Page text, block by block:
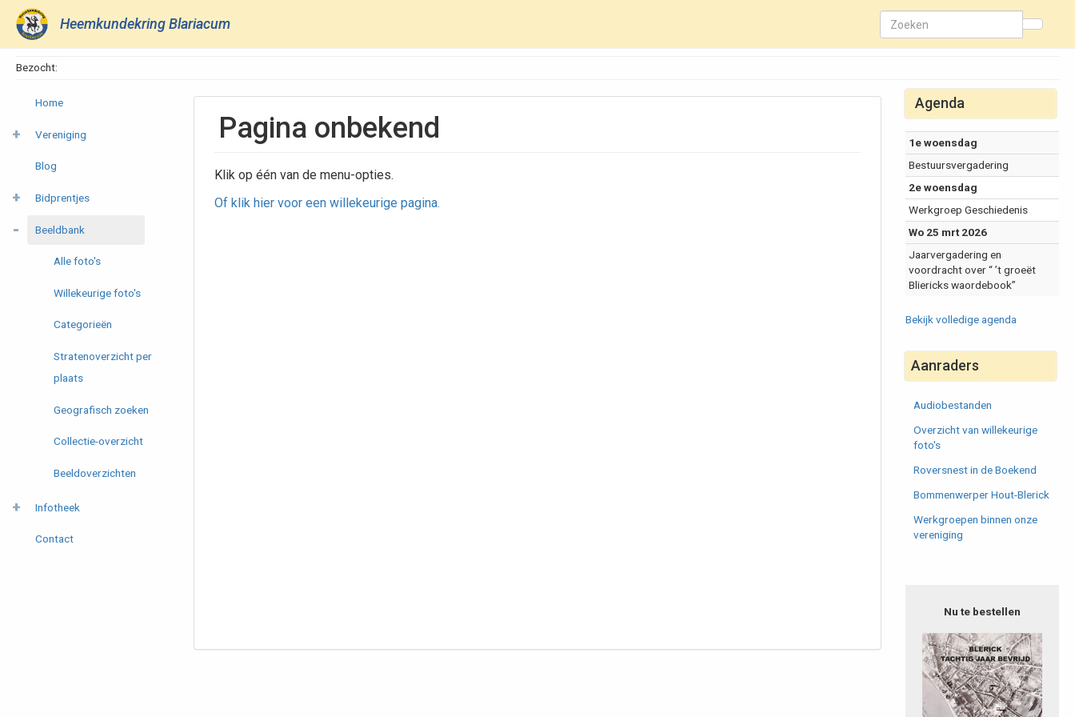
Heemkundekring Blariacum
Bezocht:
Home
Vereniging
Blog
Bidprentjes
Beeldbank
Alle foto's
Willekeurige foto's
Categorieën
Stratenoverzicht per
plaats
Geografisch zoeken
Collectie-overzicht
Beeldoverzichten
Infotheek
Contact
Pagina onbekend
Klik op één van de menu-opties.
Of klik hier voor een willekeurige pagina.
Agenda
1e woensdag
Bestuursvergadering
2e woensdag
Werkgroep Geschiedenis
Wo 25 mrt 2026
Jaarvergadering en
voordracht over “ ’t groeët
Bliericks waordebook”
Bekijk volledige agenda
Aanraders
Audiobestanden
Overzicht van willekeurige
foto's
Roversnest in de Boekend
Bommenwerper Hout-Blerick
Werkgroepen binnen onze
vereniging
Nu te bestellen